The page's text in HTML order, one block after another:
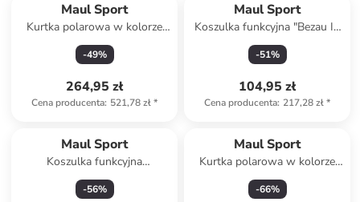
Maul Sport
Kurtka polarowa w kolorze
ciemnozielonym
-49%
264,95 zł
Cena producenta: 521,78 zł*
Maul Sport
Koszulka funkcyjna "Bezau II"
w kolorze turkusowym
-51%
104,95 zł
Cena producenta: 217,28 zł*
Maul Sport
Koszulka funkcyjna
"Kraxlmax" w kolorze
granatowym
-56%
Maul Sport
Kurtka polarowa w kolorze
morskim
-66%